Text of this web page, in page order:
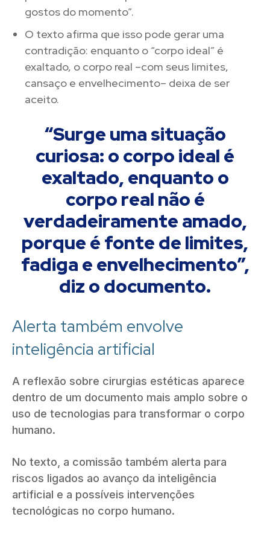
gostos do momento”.
O texto afirma que isso pode gerar uma
contradição: enquanto o “corpo ideal” é
exaltado, o corpo real –com seus limites,
cansaço e envelhecimento– deixa de ser
aceito.
“Surge uma situação
curiosa: o corpo ideal é
exaltado, enquanto o
corpo real não é
verdadeiramente amado,
porque é fonte de limites,
fadiga e envelhecimento”,
diz o documento.
Alerta também envolve
inteligência artificial
A reflexão sobre cirurgias estéticas aparece
dentro de um documento mais amplo sobre o
uso de tecnologias para transformar o corpo
humano.
No texto, a comissão também alerta para
riscos ligados ao avanço da inteligência
artificial e a possíveis intervenções
tecnológicas no corpo humano.